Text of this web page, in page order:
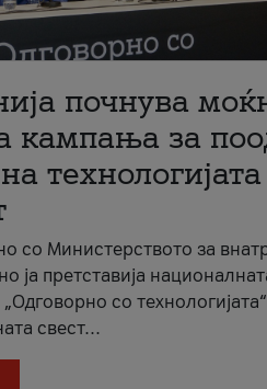
почнува
кампања за
со Министерството за
ја претставија
со
свест...